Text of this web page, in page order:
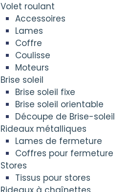
Volet roulant
Accessoires
Lames
Coffre
Coulisse
Moteurs
Brise soleil
Brise soleil fixe
Brise soleil orientable
Découpe de Brise-soleil
Rideaux métalliques
Lames de fermeture
Coffres pour fermeture
Stores
Tissus pour stores